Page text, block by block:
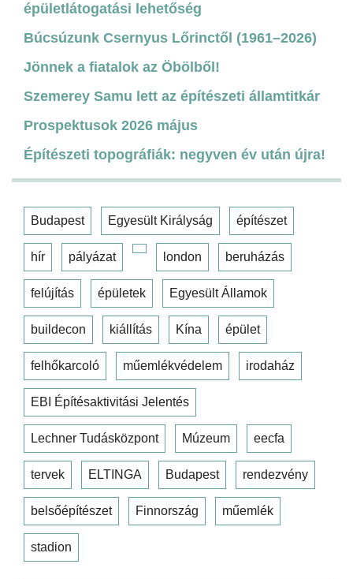
épületlátogatási lehetőség
Búcsúzunk Csernyus Lőrinctől (1961–2026)
Jönnek a fiatalok az Öbölből!
Szemerey Samu lett az építészeti államtitkár
Prospektusok 2026 május
Építészeti topográfiák: negyven év után újra!
Budapest Egyesült Királyság építészet
hír pályázat london beruházás
felújítás épületek Egyesült Államok
buildecon kiállítás Kína épület
felhőkarcoló műemlékvédelem irodaház
EBI Építésaktivitási Jelentés
Lechner Tudásközpont Múzeum eecfa
tervek ELTINGA Budapest rendezvény
belsőépítészet Finnország műemlék
stadion